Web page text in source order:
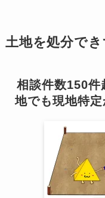
土地を処分で
相談件数150件
地でも現地特定